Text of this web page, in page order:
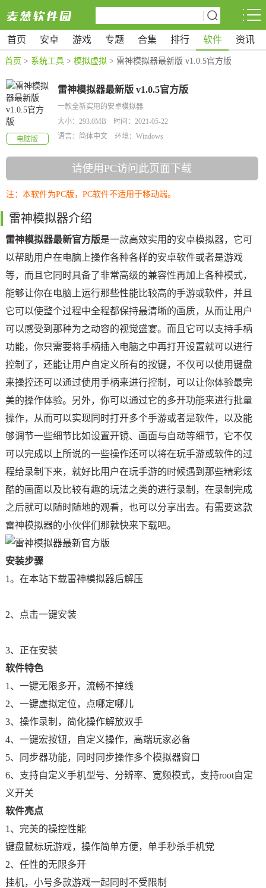
首页 安卓 游戏 专题 合集 排行 软件 资讯
首页 > 系统工具 > 模拟虚拟 > 雷神模拟器最新版 v1.0.5官方版
电脑版
雷神模拟器最新版 v1.0.5官方版
一款全新实用的安卓模拟器
大小：293.0MB 时间：2021-05-22
语言：简体中文 环境：Windows
请使用PC访问此页面下载
注：本软件为PC版，PC软件不适用于移动端。
雷神模拟器介绍
雷神模拟器最新官方版是一款高效实用的安卓模拟器，它可
以帮助用户在电脑上操作各种各样的安卓软件或者是游戏
等，而且它同时具备了非常高级的兼容性再加上各种模式，
能够让你在电脑上运行那些性能比较高的手游或软件，并且
它可以使整个过程中全程都保持最清晰的画质，从而让用户
可以感受到那种为之动容的视觉盛宴。而且它可以支持手柄
功能，你只需要将手柄插入电脑之中再打开设置就可以进行
控制了，还能让用户自定义所有的按键，不仅可以使用键盘
来操控还可以通过使用手柄来进行控制，可以让你体验最完
美的操作体验。另外，你可以通过它的多开功能来进行批量
操作，从而可以实现同时打开多个手游或者是软件，以及能
够调节一些细节比如设置开镜、画面与自动等细节，它不仅
可以完成以上所说的一些操作还可以将在玩手游或软件的过
程给录制下来，就好比用户在玩手游的时候遇到那些精彩炫
酷的画面以及比较有趣的玩法之类的进行录制，在录制完成
之后就可以随时随地的观看，也可以分享出去。有需要这款
雷神模拟器的小伙伴们那就快来下载吧。
安装步骤
1。在本站下载雷神模拟器后解压
2、点击一键安装
3、正在安装
软件特色
1、一键无限多开，流畅不掉线
2、一键虚拟定位，点哪定哪儿
3、操作录制，简化操作解放双手
4、一键宏按钮，自定义操作，高端玩家必备
5、同步器功能，同时同步操作多个模拟器窗口
6、支持自定义手机型号、分辨率、宽频模式，支持root自定
义开关
软件亮点
1、完美的操控性能
键盘鼠标玩游戏，操作简单方便，单手秒杀手机党
2、任性的无限多开
挂机，小号多款游戏一起同时不受限制